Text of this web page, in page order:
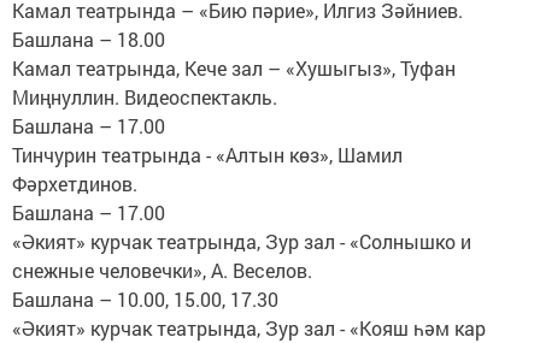
Камал театрында – «Бию пәрие», Илгиз Зәйниев.
Башлана – 18.00
Камал театрында, Кече зал – «Хушыгыз», Туфан
Миңнуллин. Видеоспектакль.
Башлана – 17.00
Тинчурин театрында - «Алтын көз», Шамил
Фәрхетдинов.
Башлана – 17.00
«Әкият» курчак театрында, Зур зал - «Солнышко и
снежные человечки», А. Веселов.
Башлана – 10.00, 15.00, 17.30
«Әкият» курчак театрында, Зур зал - «Кояш һәм кар